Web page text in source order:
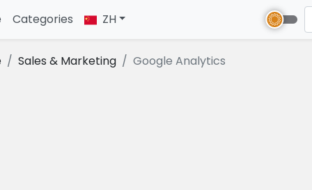
(current)
Categories ZH
Sales & Marketing Google Analytics